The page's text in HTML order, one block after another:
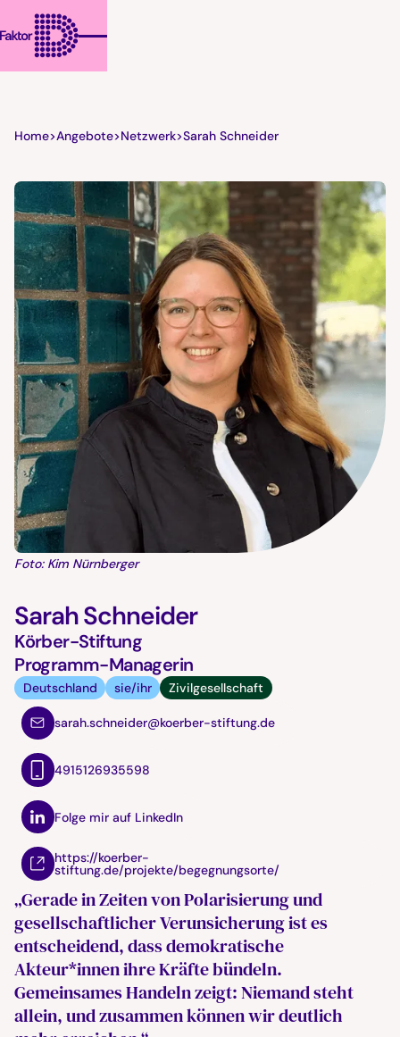
Home>Angebote>Netzwerk>Sarah Schneider
Foto: Kim Nürnberger
Sarah Schneider
Körber-Stiftung
Programm-Managerin
Deutschland sie/ihr Zivilgesellschaft
sarah.schneider@koerber-stiftung.de
4915126935598
Folge mir auf LinkedIn
https://koerber-
stiftung.de/projekte/begegnungsorte/
„Gerade in Zeiten von Polarisierung und
gesellschaftlicher Verunsicherung ist es
entscheidend, dass demokratische
Akteur*innen ihre Kräfte bündeln.
Gemeinsames Handeln zeigt: Niemand steht
allein, und zusammen können wir deutlich